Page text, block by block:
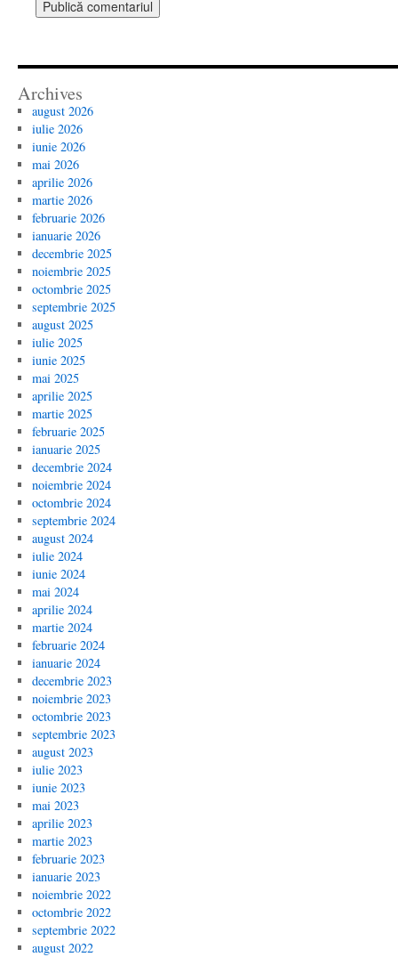
Archives
august 2026
iulie 2026
iunie 2026
mai 2026
aprilie 2026
martie 2026
februarie 2026
ianuarie 2026
decembrie 2025
noiembrie 2025
octombrie 2025
septembrie 2025
august 2025
iulie 2025
iunie 2025
mai 2025
aprilie 2025
martie 2025
februarie 2025
ianuarie 2025
decembrie 2024
noiembrie 2024
octombrie 2024
septembrie 2024
august 2024
iulie 2024
iunie 2024
mai 2024
aprilie 2024
martie 2024
februarie 2024
ianuarie 2024
decembrie 2023
noiembrie 2023
octombrie 2023
septembrie 2023
august 2023
iulie 2023
iunie 2023
mai 2023
aprilie 2023
martie 2023
februarie 2023
ianuarie 2023
noiembrie 2022
octombrie 2022
septembrie 2022
august 2022